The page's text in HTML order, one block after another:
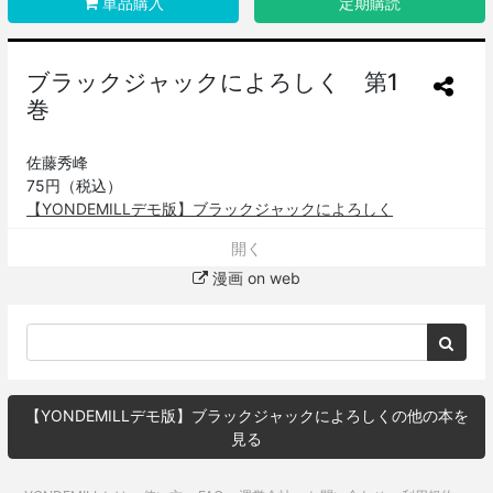
ブラックジャックによろしく 第1
巻
佐藤秀峰
75円（税込）
【YONDEMILLデモ版】ブラックジャックによろしく
二次利用フリー化されている、佐藤秀峰先生の著作『ブラック
ジャックによろしく』をYONDEMILLを体験していただくため
開く
漫画 on web
【YONDEMILLデモ版】ブラックジャックによろしくの他の本を
見る